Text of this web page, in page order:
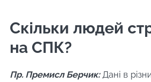
Скільки людей
на СПК?
Пр. Премисл Берчик:Дані в